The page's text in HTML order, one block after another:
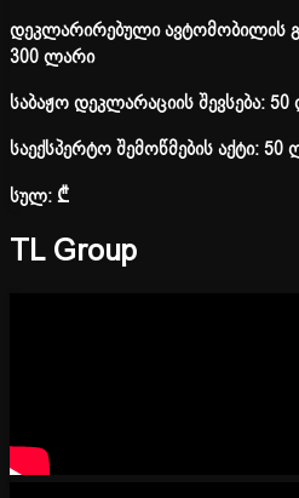
დეკლარირებული ავტომობილის
300 ლარი
საბაჟო დეკლარაციის შევსება:
საექსპერტო შემოწმების აქტი: 50
სულ:₾
TL Group